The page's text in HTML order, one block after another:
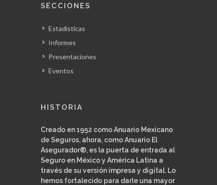
SECCIONES
Estadísticas
Informes
Presentaciones
Eventos
HISTORIA
Creado en 1952 como Anuario Mexicano
de Seguros, ahora, como Anuario El
Asegurador®, es la puerta de entrada al
Seguro en México y América Latina a
través de su versión impresa y digital. Lo
hemos fortalecido para darle una mayor